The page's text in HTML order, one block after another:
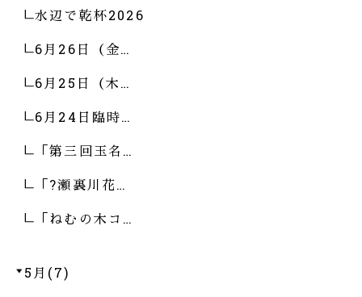
水辺で乾杯2026
6月26日（金…
6月25日（木…
6月24日臨時…
「第三回玉名…
「?瀬裏川花…
「ねむの木コ…
5月(7)